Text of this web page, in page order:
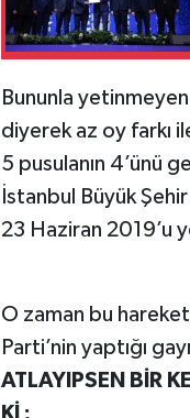
Bununla
diyerek az oy farkı
5 pusulanın 4’ünü
İstanbul Büyük
23 Haziran 2019’u
O zaman bu
Parti’nin yaptığı
ATLAYIPSEN BİR